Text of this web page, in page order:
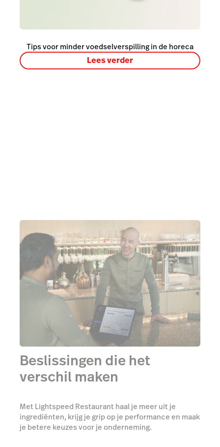
Tips voor minder voedselverspilling in de horeca
Lees verder
Beslissingen die het
verschil maken
Met Lightspeed Restaurant haal je meer uit je
ingrediënten, krijg je grip op je performance en maak
je betere keuzes voor je onderneming.